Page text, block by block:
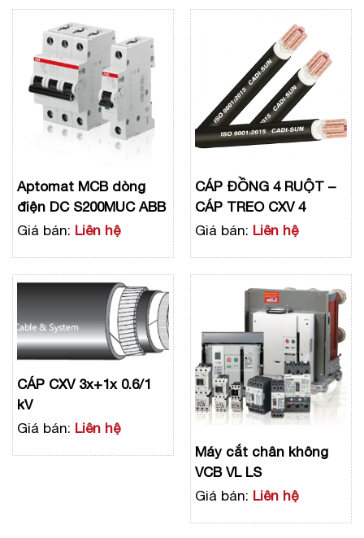
Aptomat MCB dòng
điện DC S200MUC ABB
Giá bán: Liên hệ
CÁP ĐỒNG 4 RUỘT –
CÁP TREO CXV 4
Giá bán: Liên hệ
CÁP CXV 3x+1x 0.6/1
kV
Giá bán: Liên hệ
Máy cắt chân không
VCB VL LS
Giá bán: Liên hệ